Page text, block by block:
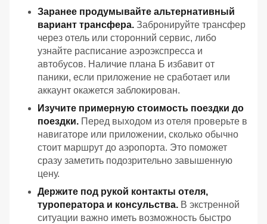
Заранее продумывайте альтернативный
вариант трансфера. Забронируйте трансфер
через отель или сторонний сервис, либо
узнайте расписание аэроэкспресса и
автобусов. Наличие плана Б избавит от
паники, если приложение не сработает или
аккаунт окажется заблокирован.
Изучите примерную стоимость поездки до
поездки. Перед выходом из отеля проверьте в
навигаторе или приложении, сколько обычно
стоит маршрут до аэропорта. Это поможет
сразу заметить подозрительно завышенную
цену.
Держите под рукой контакты отеля,
туроператора и консульства. В экстренной
ситуации важно иметь возможность быстро